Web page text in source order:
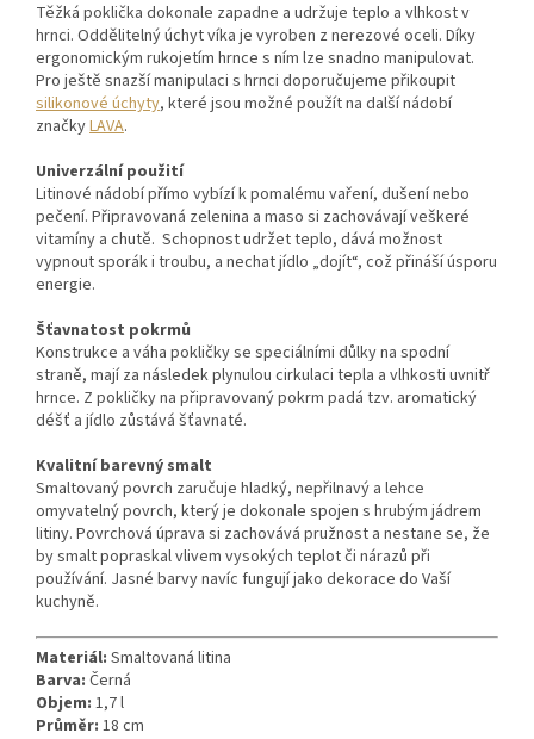
Těžká poklička dokonale zapadne a udržuje teplo a vlhkost v
hrnci. Oddělitelný úchyt víka je vyroben z nerezové oceli. Díky
ergonomickým rukojetím hrnce s ním lze snadno manipulovat.
Pro ještě snazší manipulaci s hrnci doporučujeme přikoupit
silikonové úchyty, které jsou možné použít na další nádobí
značkyLAVA.
Univerzální použití
Litinové nádobí přímo vybízí k pomalému vaření, dušení nebo
pečení. Připravovaná zelenina a maso si zachovávají veškeré
vitamíny a chutě. Schopnost udržet teplo, dává možnost
vypnout sporák i troubu, a nechat jídlo „dojít“, což přináší úsporu
energie.
Šťavnatost pokrmů
Konstrukce a váha pokličky se speciálními důlky na spodní
straně, mají za následek plynulou cirkulaci tepla a vlhkosti uvnitř
hrnce. Z pokličky na připravovaný pokrm padá tzv. aromatický
déšť a jídlo zůstává šťavnaté.
Kvalitní barevný smalt
Smaltovaný povrch zaručuje hladký, nepřilnavý a lehce
omyvatelný povrch, který je dokonale spojen s hrubým jádrem
litiny. Povrchová úprava si zachovává pružnost a nestane se, že
by smalt popraskal vlivem vysokých teplot či nárazů při
používání. Jasné barvy navíc fungují jako dekorace do Vaší
kuchyně.
Materiál: Smaltovaná litina
Barva: Černá
Objem: 1,7 l
Průměr: 18 cm